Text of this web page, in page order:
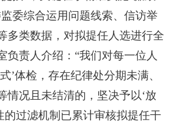
委综合运用问题线索、信访举
多类数据，对拟提任人选进行全
负责人介绍：“我们对每一位人
’体检，存在纪律处分期未满、
情况且未结清的，坚决予以‘放
的过滤机制已累计审核拟提任干